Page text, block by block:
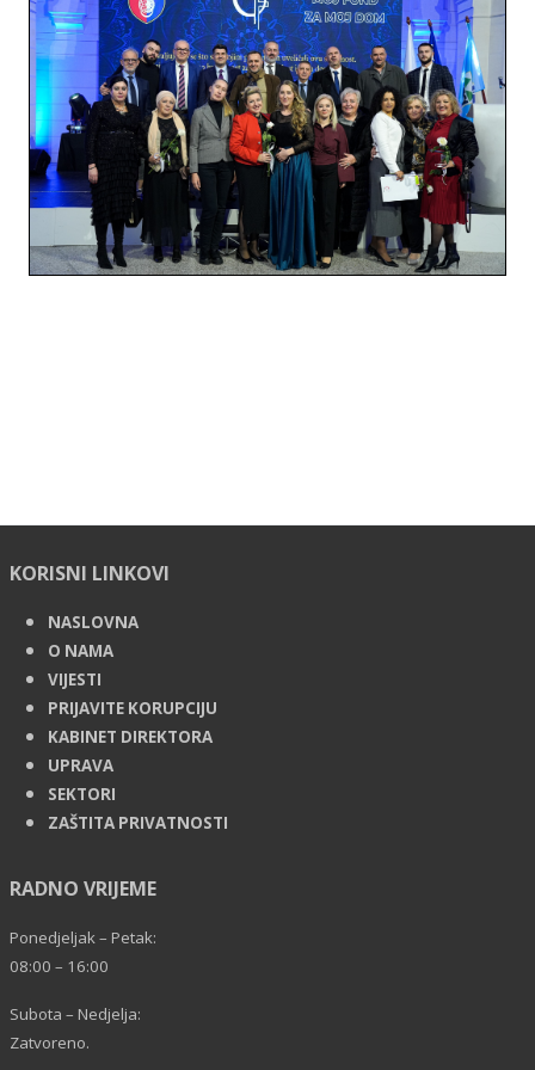
KORISNI LINKOVI
NASLOVNA
O NAMA
VIJESTI
PRIJAVITE KORUPCIJU
KABINET DIREKTORA
UPRAVA
SEKTORI
ZAŠTITA PRIVATNOSTI
RADNO VRIJEME
Ponedjeljak – Petak:
08:00 – 16:00
Subota – Nedjelja:
Zatvoreno.